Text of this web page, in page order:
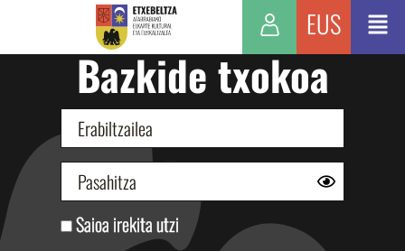
EUS
Bazkide txokoa
Saioa irekita utzi